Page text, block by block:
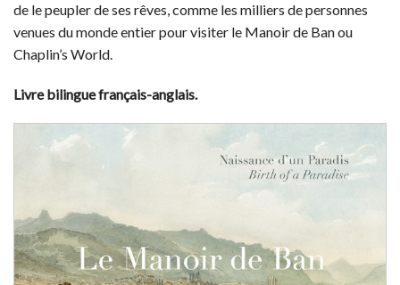
de le peupler de ses rêves, comme les milliers de personnes
venues du monde entier pour visiter le Manoir de Ban ou
Chaplin’s World.
Livre bilingue français-anglais.